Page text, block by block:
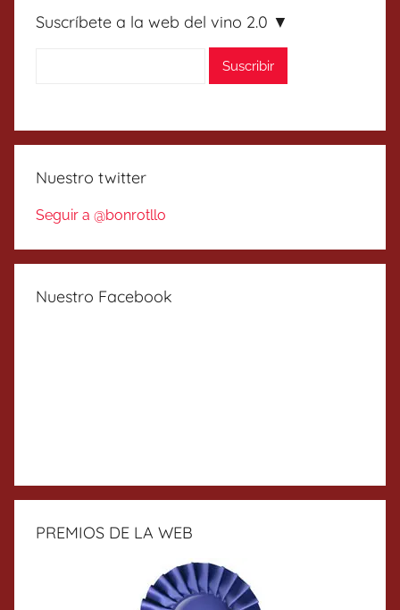
Suscríbete a la web del vino 2.0 ▼
Nuestro twitter
Seguir a @bonrotllo
Nuestro Facebook
PREMIOS DE LA WEB